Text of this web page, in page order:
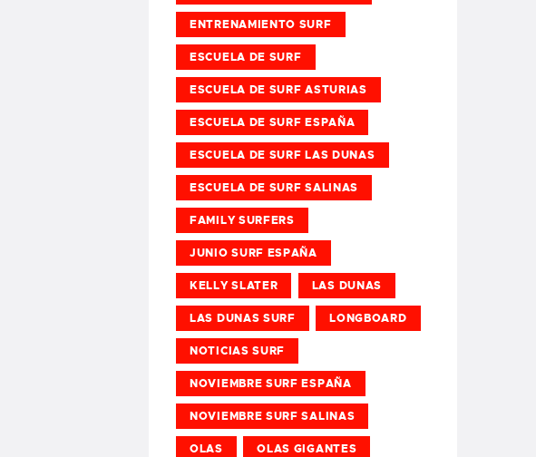
ENTRENAMIENTO SURF
ESCUELA DE SURF
ESCUELA DE SURF ASTURIAS
ESCUELA DE SURF ESPAÑA
ESCUELA DE SURF LAS DUNAS
ESCUELA DE SURF SALINAS
FAMILY SURFERS
JUNIO SURF ESPAÑA
KELLY SLATER LAS DUNAS
LAS DUNAS SURF LONGBOARD
NOTICIAS SURF
NOVIEMBRE SURF ESPAÑA
NOVIEMBRE SURF SALINAS
OLAS OLAS GIGANTES